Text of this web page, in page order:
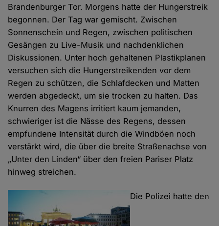
Brandenburger Tor. Morgens hatte der Hungerstreik
begonnen. Der Tag war gemischt. Zwischen
Sonnenschein und Regen, zwischen politischen
Gesängen zu Live-Musik und nachdenklichen
Diskussionen. Unter hoch gehaltenen Plastikplanen
versuchen sich die Hungerstreikenden vor dem
Regen zu schützen, die Schlafdecken und Matten
werden abgedeckt, um sie trocken zu halten. Das
Knurren des Magens irritiert kaum jemanden,
schwieriger ist die Nässe des Regens, dessen
empfundene Intensität durch die Windböen noch
verstärkt wird, die über die breite Straßenachse von
„Unter den Linden“ über den freien Pariser Platz
hinweg streichen.
Die Polizei hatte den